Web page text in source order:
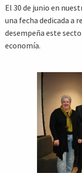
El 30 de junio en
una fecha dedicada a
desempeña este
economía.